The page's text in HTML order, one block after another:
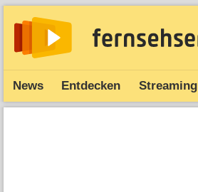
News Entdecken Streaming